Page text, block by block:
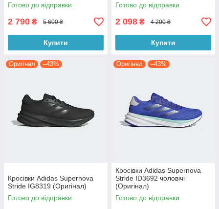
Готово до відправки
2 790 ₴ 5 600 ₴
Купити
Готово до відправки
2 098 ₴ 4 200 ₴
Купити
Оригінал –43%
Кросівки Adidas Supernova
Stride IG8319 (Оригінал)
Готово до відправки
Оригінал –43%
Кросівки Adidas Supernova
Stride ID3692 чоловічі
(Оригінал)
Готово до відправки